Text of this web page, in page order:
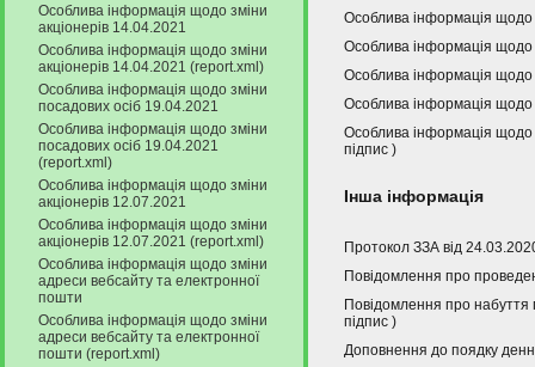
Особлива інформація щодо зміни
акціонерів 14.04.2021
Особлива інформація щодо зміни
акціонерів 14.04.2021 (report.xml)
Особлива інформація щодо зміни
посадових осіб 19.04.2021
Особлива інформація щодо зміни
посадових осіб 19.04.2021
(report.xml)
Особлива інформація щодо зміни
акціонерів 12.07.2021
Особлива інформація щодо зміни
акціонерів 12.07.2021 (report.xml)
Особлива інформація щодо зміни
адреси вебсайту та електронної
пошти
Особлива інформація щодо зміни
адреси вебсайту та електронної
пошти (report.xml)
Особлива інформація
Особлива інформація щодо
Особлива інформація щодо
Особлива інформація
Особлива інформація
підпис )
Інша інформація
Протокол ЗЗА від
Повідомлення про
Повідомлення про набуття
підпис )
Доповнення до поядку